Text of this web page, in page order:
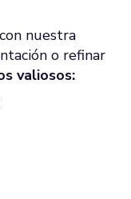
nuestra
o refinar
valiosos: